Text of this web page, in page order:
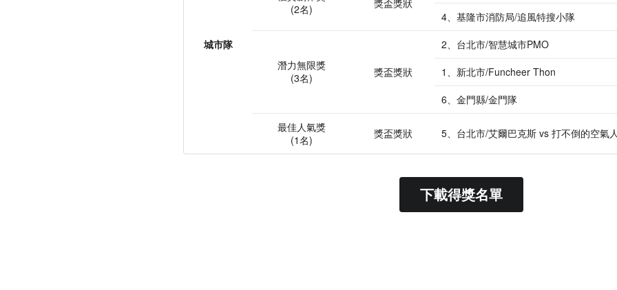
城市隊
(2名)
4、基隆市消防局/追風特搜小隊
潛力無限獎
(3名)
獎盃獎狀
2、台北市/智慧城市PMO
1、新北市/Funcheer Thon
6、金門縣/金門隊
最佳人氣獎
(1名)
獎盃獎狀 5、台北市/艾爾巴克斯 vs 打不倒的空氣
下載得獎名單